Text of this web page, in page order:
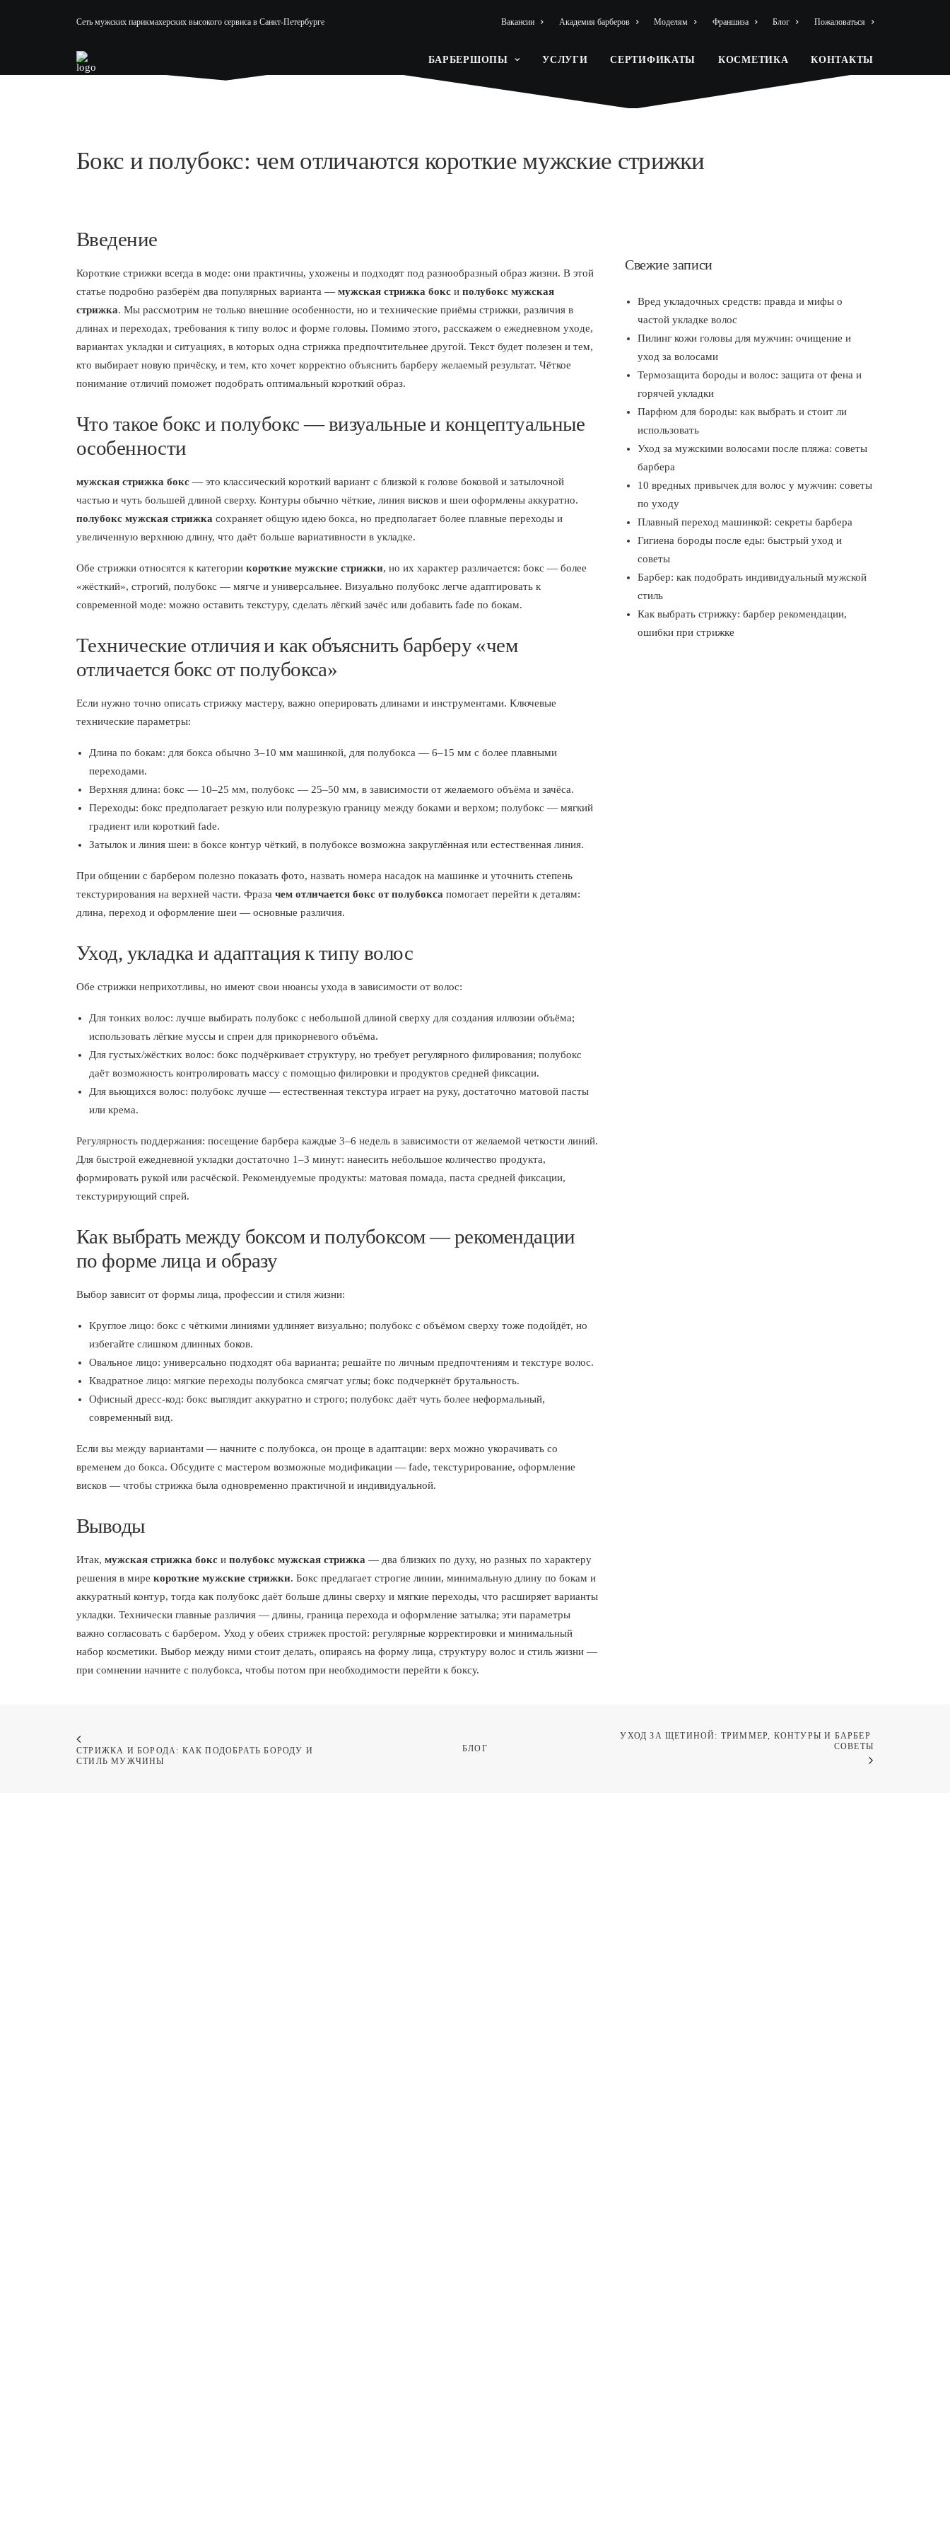
Сеть мужских парикмахерских высокого сервиса в Санкт-Петербурге Вакансии Академия барберов Моделям Франшиза Блог Пожаловаться
БАРБЕРШОПЫ УСЛУГИ СЕРТИФИКАТЫ КОСМЕТИКА КОНТАКТЫ
Бокс и полубокс: чем отличаются короткие мужские стрижки
Введение
Короткие стрижки всегда в моде: они практичны, ухожены и подходят под разнообразный образ жизни. В этой
статье подробно разберём два популярных варианта — мужская стрижка бокс и полубокс мужская
стрижка. Мы рассмотрим не только внешние особенности, но и технические приёмы стрижки, различия в
длинах и переходах, требования к типу волос и форме головы. Помимо этого, расскажем о ежедневном уходе,
вариантах укладки и ситуациях, в которых одна стрижка предпочтительнее другой. Текст будет полезен и тем,
кто выбирает новую причёску, и тем, кто хочет корректно объяснить барберу желаемый результат. Чёткое
понимание отличий поможет подобрать оптимальный короткий образ.
Что такое бокс и полубокс — визуальные и концептуальные
особенности
мужская стрижка бокс — это классический короткий вариант с близкой к голове боковой и затылочной
частью и чуть большей длиной сверху. Контуры обычно чёткие, линия висков и шеи оформлены аккуратно.
полубокс мужская стрижка сохраняет общую идею бокса, но предполагает более плавные переходы и
увеличенную верхнюю длину, что даёт больше вариативности в укладке.
Обе стрижки относятся к категории короткие мужские стрижки, но их характер различается: бокс — более
«жёсткий», строгий, полубокс — мягче и универсальнее. Визуально полубокс легче адаптировать к
современной моде: можно оставить текстуру, сделать лёгкий зачёс или добавить fade по бокам.
Технические отличия и как объяснить барберу «чем
отличается бокс от полубокса»
Если нужно точно описать стрижку мастеру, важно оперировать длинами и инструментами. Ключевые
технические параметры:
Длина по бокам: для бокса обычно 3–10 мм машинкой, для полубокса — 6–15 мм с более плавными
переходами.
Верхняя длина: бокс — 10–25 мм, полубокс — 25–50 мм, в зависимости от желаемого объёма и зачёса.
Переходы: бокс предполагает резкую или полурезкую границу между боками и верхом; полубокс — мягкий
градиент или короткий fade.
Затылок и линия шеи: в боксе контур чёткий, в полубоксе возможна закруглённая или естественная линия.
При общении с барбером полезно показать фото, назвать номера насадок на машинке и уточнить степень
текстурирования на верхней части. Фраза чем отличается бокс от полубокса помогает перейти к деталям:
длина, переход и оформление шеи — основные различия.
Уход, укладка и адаптация к типу волос
Обе стрижки неприхотливы, но имеют свои нюансы ухода в зависимости от волос:
Для тонких волос: лучше выбирать полубокс с небольшой длиной сверху для создания иллюзии объёма;
использовать лёгкие муссы и спреи для прикорневого объёма.
Для густых/жёстких волос: бокс подчёркивает структуру, но требует регулярного филирования; полубокс
даёт возможность контролировать массу с помощью филировки и продуктов средней фиксации.
Для вьющихся волос: полубокс лучше — естественная текстура играет на руку, достаточно матовой пасты
или крема.
Регулярность поддержания: посещение барбера каждые 3–6 недель в зависимости от желаемой четкости линий.
Для быстрой ежедневной укладки достаточно 1–3 минут: нанесить небольшое количество продукта,
формировать рукой или расчёской. Рекомендуемые продукты: матовая помада, паста средней фиксации,
текстурирующий спрей.
Как выбрать между боксом и полубоксом — рекомендации
по форме лица и образу
Выбор зависит от формы лица, профессии и стиля жизни:
Круглое лицо: бокс с чёткими линиями удлиняет визуально; полубокс с объёмом сверху тоже подойдёт, но
избегайте слишком длинных боков.
Овальное лицо: универсально подходят оба варианта; решайте по личным предпочтениям и текстуре волос.
Квадратное лицо: мягкие переходы полубокса смягчат углы; бокс подчеркнёт брутальность.
Офисный дресс-код: бокс выглядит аккуратно и строго; полубокс даёт чуть более неформальный,
современный вид.
Если вы между вариантами — начните с полубокса, он проще в адаптации: верх можно укорачивать со
временем до бокса. Обсудите с мастером возможные модификации — fade, текстурирование, оформление
висков — чтобы стрижка была одновременно практичной и индивидуальной.
Выводы
Итак, мужская стрижка бокс и полубокс мужская стрижка — два близких по духу, но разных по характеру
решения в мире короткие мужские стрижки. Бокс предлагает строгие линии, минимальную длину по бокам и
аккуратный контур, тогда как полубокс даёт больше длины сверху и мягкие переходы, что расширяет варианты
укладки. Технически главные различия — длины, граница перехода и оформление затылка; эти параметры
важно согласовать с барбером. Уход у обеих стрижек простой: регулярные корректировки и минимальный
набор косметики. Выбор между ними стоит делать, опираясь на форму лица, структуру волос и стиль жизни —
при сомнении начните с полубокса, чтобы потом при необходимости перейти к боксу.
Свежие записи
Вред укладочных средств: правда и мифы о
частой укладке волос
Пилинг кожи головы для мужчин: очищение и
уход за волосами
Термозащита бороды и волос: защита от фена и
горячей укладки
Парфюм для бороды: как выбрать и стоит ли
использовать
Уход за мужскими волосами после пляжа: советы
барбера
10 вредных привычек для волос у мужчин: советы
по уходу
Плавный переход машинкой: секреты барбера
Гигиена бороды после еды: быстрый уход и
советы
Барбер: как подобрать индивидуальный мужской
стиль
Как выбрать стрижку: барбер рекомендации,
ошибки при стрижке
СТРИЖКА И БОРОДА: КАК ПОДОБРАТЬ БОРОДУ И
СТИЛЬ МУЖЧИНЫ
БЛОГ
УХОД ЗА ЩЕТИНОЙ: ТРИММЕР, КОНТУРЫ И БАРБЕР
СОВЕТЫ